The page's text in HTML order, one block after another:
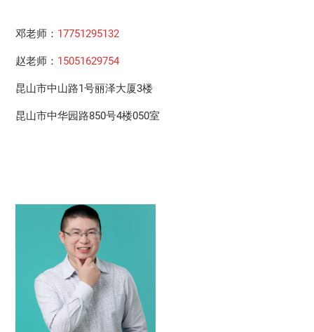
邓老师： 17751295132
赵老师： 15051629754
昆山市中山路1号丽泽大厦3楼
昆山市中华园路850号4楼050室